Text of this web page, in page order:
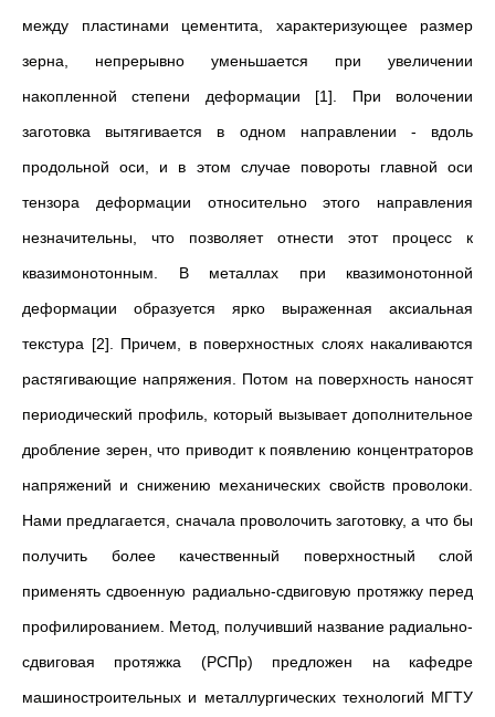
между пластинами цементита, характеризующее размер
зерна, непрерывно уменьшается при увеличении
накопленной степени деформации [1]. При волочении
заготовка вытягивается в одном направлении - вдоль
продольной оси, и в этом случае повороты главной оси
тензора деформации относительно этого направления
незначительны, что позволяет отнести этот процесс к
квазимонотонным. В металлах при квазимонотонной
деформации образуется ярко выраженная аксиальная
текстура [2]. Причем, в поверхностных слоях накаливаются
растягивающие напряжения. Потом на поверхность наносят
периодический профиль, который вызывает дополнительное
дробление зерен, что приводит к появлению концентраторов
напряжений и снижению механических свойств проволоки.
Нами предлагается, сначала проволочить заготовку, а что бы
получить более качественный поверхностный слой
применять сдвоенную радиально-сдвиговую протяжку перед
профилированием. Метод, получивший название радиально-
сдвиговая протяжка (РСПр) предложен на кафедре
машиностроительных и металлургических технологий МГТУ